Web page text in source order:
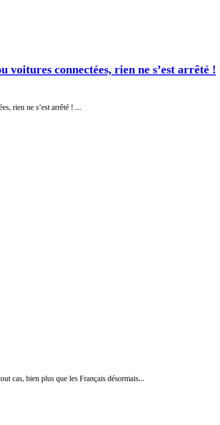
voitures connectées, rien ne s’est arrêté !
rien ne s’est arrêté ! ...
cas, bien plus que les Français désormais...